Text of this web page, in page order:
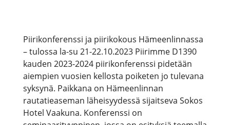
Piirikonferenssi ja piirikokous Hämeenlinnassa
– tulossa la-su 21-22.10.2023 Piirimme D1390
kauden 2023-2024 piirikonferenssi pidetään
aiempien vuosien kellosta poiketen jo tulevana
syksynä. Paikkana on Hämeenlinnan
rautatieaseman läheisyydessä sijaitseva Sokos
Hotel Vaakuna. Konferenssi on